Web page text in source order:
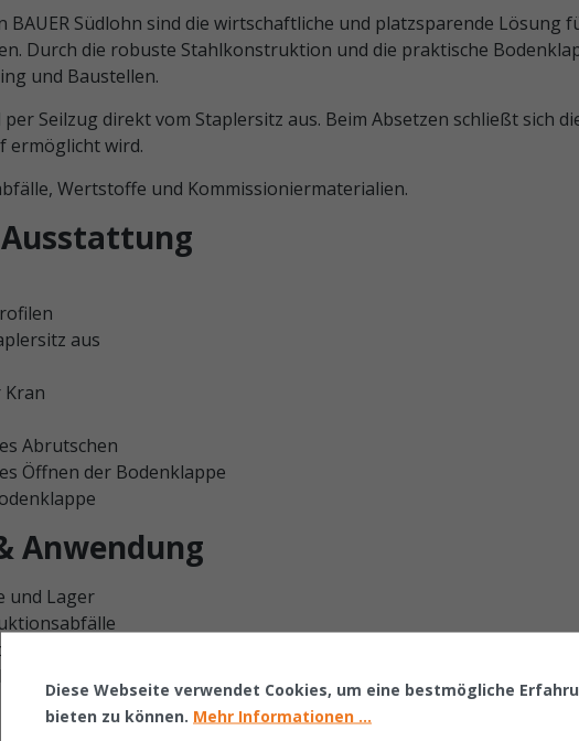
BAUER Südlohn sind die wirtschaftliche und platzsparende Lösung
Durch die robuste Stahlkonstruktion und die praktische
und Baustellen.
Seilzug direkt vom Staplersitz aus. Beim Absetzen schließt sich
ermöglicht wird.
Wertstoffe und Kommissioniermaterialien.
aus
Kran
Abrutschen
Öffnen der Bodenklappe
Anwendung
und Lager
Diese Webseite verwendet Cookies, um eine bestmögliche
bieten zu können. Mehr Informationen ...